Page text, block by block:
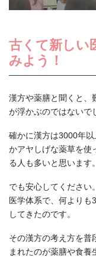
古くて新しい
みよう！
漢方や薬膳と聞くと、
が浮かぶのではないで
確かに漢方は3000年
かアヤしげな薬草を使
る人も多いと思います。
でも安心してください
医学体系で、何よりも
してきたのです。
その漢方の考え方を普
まれたのが薬膳や食